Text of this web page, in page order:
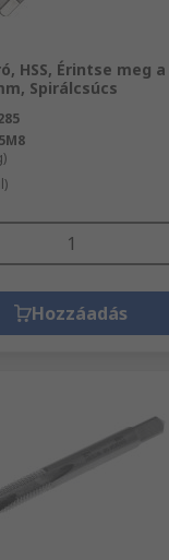
HSS, Érintse meg
Spirálcsúcs
Hozzáadás